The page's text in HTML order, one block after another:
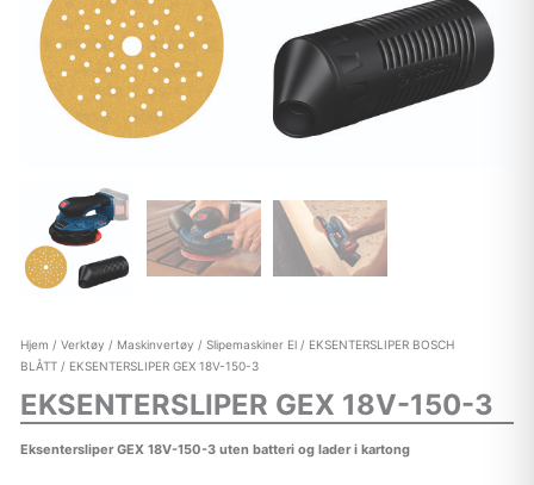
Hjem / Verktøy / Maskinvertøy / Slipemaskiner El/ EKSENTERSLIPER BOSCH
BLÅTT/ EKSENTERSLIPER GEX 18V-150-3
EKSENTERSLIPER GEX 18V-150-3
Eksentersliper GEX 18V-150-3 uten batteri og lader i kartong